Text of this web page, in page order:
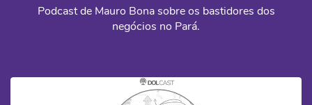
Podcast de Mauro Bona sobre os bastidores dos
negócios no Pará.